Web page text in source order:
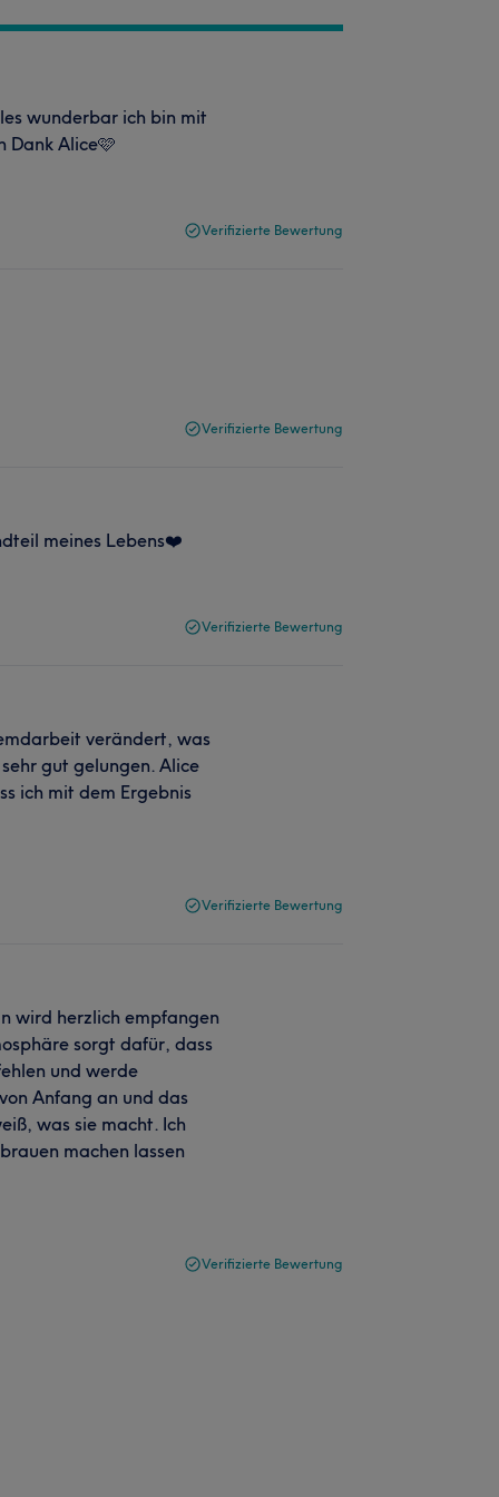
wunderbar ich bin mit
Dank Alice🩷
Verifizierte Bewertung
Verifizierte Bewertung
meines Lebens❤️
Verifizierte Bewertung
verändert, was
gut gelungen. Alice
ich mit dem Ergebnis
Verifizierte Bewertung
wird herzlich empfangen
sorgt dafür, dass
und werde
Anfang an und das
was sie macht. Ich
machen lassen
Verifizierte Bewertung